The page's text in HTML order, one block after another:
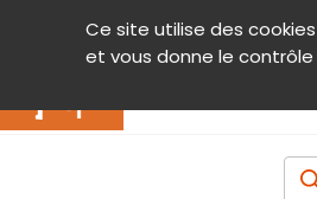
Ce site utilise des cookies
et vous donne le
Contenu Aide et accessibilité